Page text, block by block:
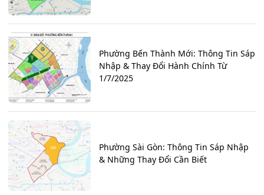
Phường Bến Thành Mới: Thông Tin Sáp
Nhập & Thay Đổi Hành Chính Từ
1/7/2025
Phường Sài Gòn: Thông Tin Sáp Nhập
& Những Thay Đổi Cần Biết